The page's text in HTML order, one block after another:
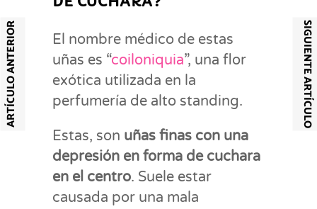
El nombre médico de estas
uñas es “coiloniquia”, una flor
exótica utilizada en la
perfumería de alto standing.
Estas, son uñas finas con una
depresión en forma de cuchara
en el centro. Suele estar
causada por una mala
ARTÍCULO ANTERIOR SIGUIENTE ARTÍCULO